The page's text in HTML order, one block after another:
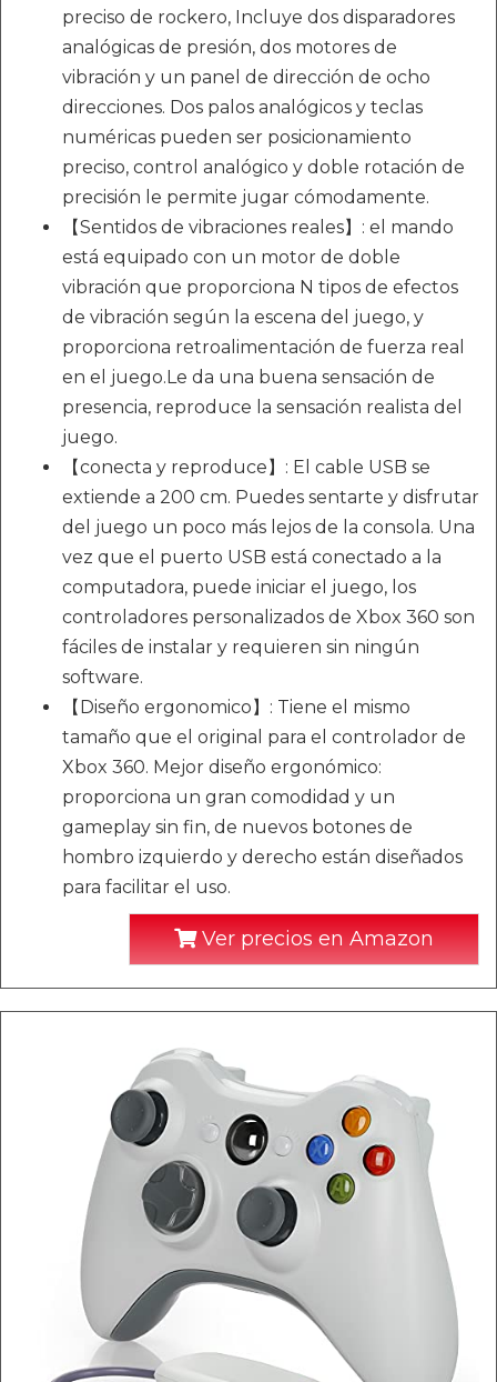
preciso de rockero, Incluye dos disparadores
analógicas de presión, dos motores de
vibración y un panel de dirección de ocho
direcciones. Dos palos analógicos y teclas
numéricas pueden ser posicionamiento
preciso, control analógico y doble rotación de
precisión le permite jugar cómodamente.
【Sentidos de vibraciones reales】: el mando
está equipado con un motor de doble
vibración que proporciona N tipos de efectos
de vibración según la escena del juego, y
proporciona retroalimentación de fuerza real
en el juego.Le da una buena sensación de
presencia, reproduce la sensación realista del
juego.
【conecta y reproduce】: El cable USB se
extiende a 200 cm. Puedes sentarte y disfrutar
del juego un poco más lejos de la consola. Una
vez que el puerto USB está conectado a la
computadora, puede iniciar el juego, los
controladores personalizados de Xbox 360 son
fáciles de instalar y requieren sin ningún
software.
【Diseño ergonomico】: Tiene el mismo
tamaño que el original para el controlador de
Xbox 360. Mejor diseño ergonómico:
proporciona un gran comodidad y un
gameplay sin fin, de nuevos botones de
hombro izquierdo y derecho están diseñados
para facilitar el uso.
Ver precios en Amazon